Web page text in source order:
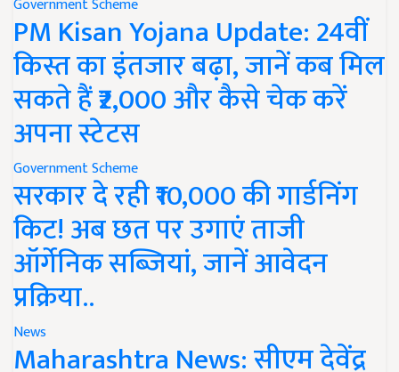
PM Kisan Yojana Update: 24वीं
किस्त का इंतजार बढ़ा, जानें कब मिल
सकते हैं ₹2,000 और कैसे चेक करें
अपना स्टेटस
Government Scheme
सरकार दे रही ₹10,000 की गार्डनिंग
किट! अब छत पर उगाएं ताजी
ऑर्गेनिक सब्जियां, जानें आवेदन
प्रक्रिया..
News
Maharashtra News: सीएम देवेंद्र